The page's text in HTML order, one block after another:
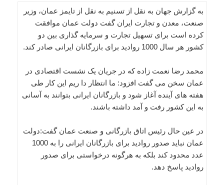
به گزارش جهان به نقل از تسنیم به نقل از تایمز عمان، وزیر
صنعت، معدن و تجارت ایران گفت دولت عمان موافقت
کرده است برای تسهیل تجارت و سرمایه گذاری بین دو
کشور هر سال 1000 روادید برای بازرگانان ایرانی صادر کند.
محمد رضا نعمت زاده که در جریان یک نشست اقتصادی در
عمان سخن می گفت افزود: ما انتظار دا ریم این کار طی
هفته های آینده آغاز شود و بازرگانان ایرانی بتوانند به آسانی
به این کشور رفت و آمد داشته باشند.
در عین حال رئیس اتاق بازرگانی و صنعت عمان گفت:دولت
عمان نباید صدور روادید برای بازرگانان ایرانی را به 1000
عدد محدود کند بلکه به هرگونه درخواستی برای صدور
روادید پاسخ دهد.